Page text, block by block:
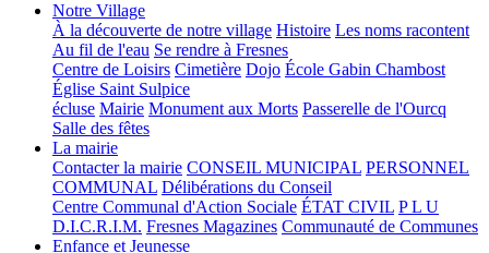
Notre Village
À la découverte de notre village Histoire Les noms racontent
Au fil de l'eau Se rendre à Fresnes
Centre de Loisirs Cimetière Dojo École Gabin Chambost
Église Saint Sulpice
écluse Mairie Monument aux Morts Passerelle de l'Ourcq
Salle des fêtes
La mairie
Contacter la mairie CONSEIL MUNICIPAL PERSONNEL
COMMUNAL Délibérations du Conseil
Centre Communal d'Action Sociale ÉTAT CIVIL P L U
D.I.C.R.I.M. Fresnes Magazines Communauté de Communes
Enfance et Jeunesse